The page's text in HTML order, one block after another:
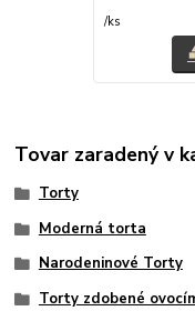
/ks
Tovar zaradený v
Torty
Moderná torta
Narodeninové Torty
Torty zdobené